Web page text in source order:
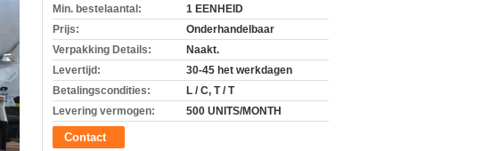
Min. bestelaantal:
1 EENHEID
Prijs:
Onderhandelbaar
Verpakking Details:
Naakt.
Levertijd:
30-45 het werkdagen
Betalingscondities:
L / C, T / T
Levering vermogen:
500 UNITS/MONTH
Contact